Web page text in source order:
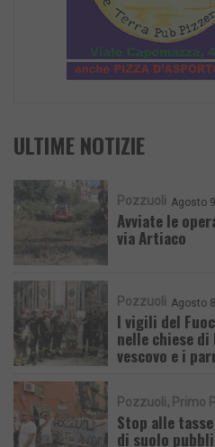
ULTIME NOTIZIE
Pozzuoli Agosto
Avviate le
via Artiaco
Pozzuoli Agosto
I vigili del
nelle chiese
vescovo e i
Pozzuoli Primo
Stop alle
di suolo